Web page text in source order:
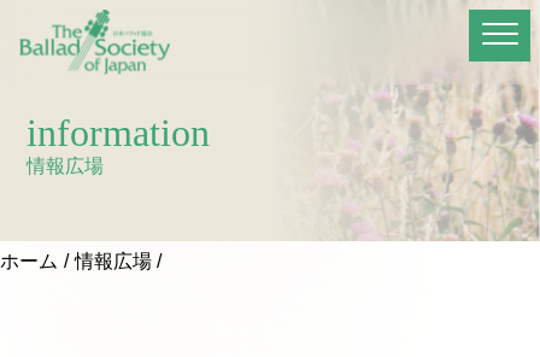
information
情報広場
ホーム 情報広場